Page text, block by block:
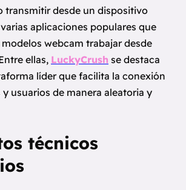
transmitir desde un dispositivo
aplicaciones populares que
webcam trabajar desde
ellas, LuckyCrush se destaca
líder que facilita la conexión
usuarios de manera aleatoria y
técnicos